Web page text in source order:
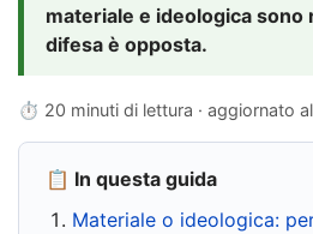
materiale e ideologica sono
difesa è opposta.
⏱ 20 minuti di lettura · aggiornato al
📋 In questa guida
Materiale o ideologica: